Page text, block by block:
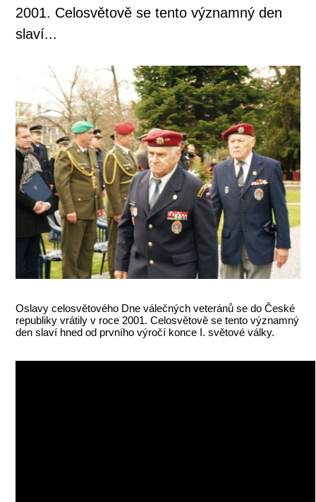
2001. Celosvětově se tento významný den
slaví...
Oslavy celosvětového Dne válečných veteránů se do České
republiky vrátily v roce 2001. Celosvětově se tento významný
den slaví hned od prvního výročí konce I. světové války.